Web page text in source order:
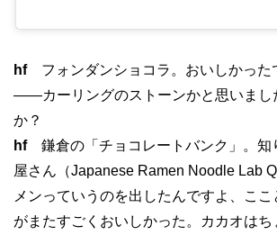
hfフォンダンショコラ。おいしかった
——カーリングのストーンかと思いまし
か？
hf鎌倉の「チョコレートバンク」。知
屋さん（Japanese Ramen Noodle Lab
メンっていうのを出したんですよ、こ
がまたすごくおいしかった。カカオはち